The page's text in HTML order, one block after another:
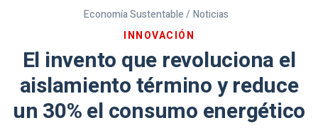
Economía Sustentable / Noticias
INNOVACIÓN
El invento que revoluciona el
aislamiento término y reduce
un 30% el consumo energético